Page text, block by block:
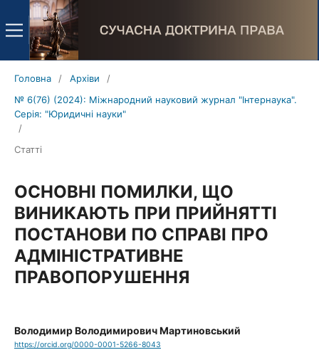
Головна / Архіви
/
№ 6(76) (2024): Міжнародний науковий журнал "Інтернаука".
Серія: "Юридичні науки"
/
Статті
ОСНОВНІ ПОМИЛКИ, ЩО
ВИНИКАЮТЬ ПРИ ПРИЙНЯТТІ
ПОСТАНОВИ ПО СПРАВІ ПРО
АДМІНІСТРАТИВНЕ
ПРАВОПОРУШЕННЯ
Володимир Володимирович Мартиновський
https://orcid.org/0000-0001-5266-8043